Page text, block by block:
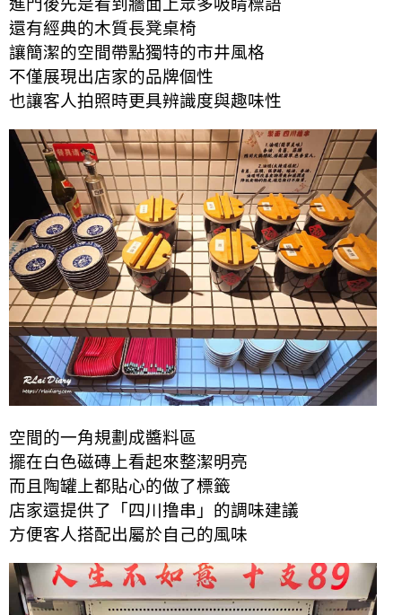
進門後先是看到牆面上眾多吸睛標語
還有經典的木質長凳桌椅
讓簡潔的空間帶點獨特的市井風格
不僅展現出店家的品牌個性
也讓客人拍照時更具辨識度與趣味性
空間的一角規劃成醬料區
擺在白色磁磚上看起來整潔明亮
而且陶罐上都貼心的做了標籤
店家還提供了「四川撸串」的調味建議
方便客人搭配出屬於自己的風味